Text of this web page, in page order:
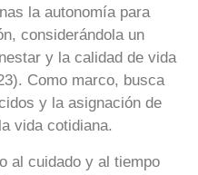
la autonomía para
considerándola un
y la calidad de vida
Como marco, busca
y la asignación de
vida cotidiana.
al cuidado y al tiempo